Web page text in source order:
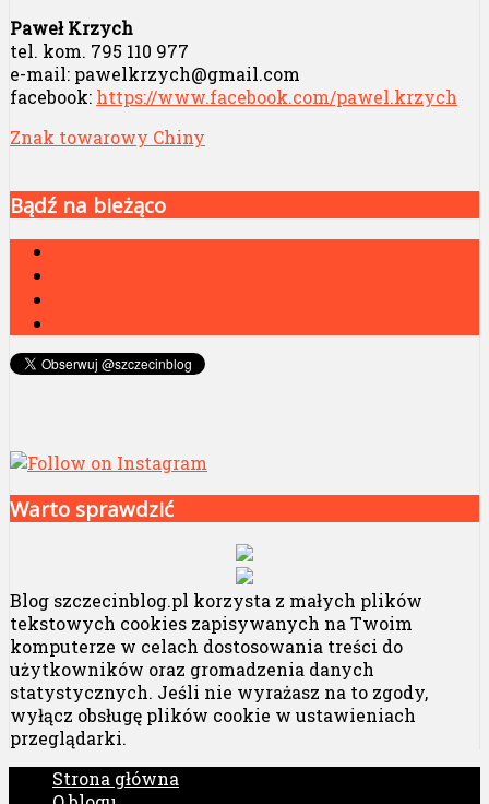
Paweł Krzych
tel. kom. 795 110 977
e-mail: pawelkrzych@gmail.com
facebook: https://www.facebook.com/pawel.krzych
Znak towarowy Chiny
Bądź na bieżąco
Warto sprawdzić
Blog szczecinblog.pl korzysta z małych plików
tekstowych cookies zapisywanych na Twoim
komputerze w celach dostosowania treści do
użytkowników oraz gromadzenia danych
statystycznych. Jeśli nie wyrażasz na to zgody,
wyłącz obsługę plików cookie w ustawieniach
przeglądarki.
Strona główna